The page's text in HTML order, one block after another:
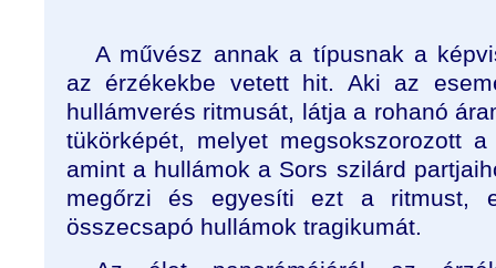
A művész annak a típusnak a
az érzékekbe vetett hit. Aki az
hullámverés ritmusát, látja a rohanó
tükörképét, melyet megsokszorozott
amint a hullámok a Sors szilárd
megőrzi és egyesíti ezt a ritmust,
összecsapó hullámok tragikumát.